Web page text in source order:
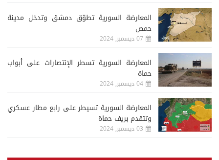
المعارضة السورية تطوّق دمشق وتدخل مدينة
حمص
07 ديسمبر, 2024
المعارضة السورية تسطر الإنتصارات على أبواب
حماة
04 ديسمبر, 2024
المعارضة السورية تسيطر على رابع مطار عسكري
وتتقدم بريف حماة
03 ديسمبر, 2024